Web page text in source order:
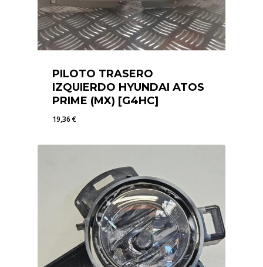
PILOTO TRASERO
IZQUIERDO HYUNDAI ATOS
PRIME (MX) [G4HC]
19,36€